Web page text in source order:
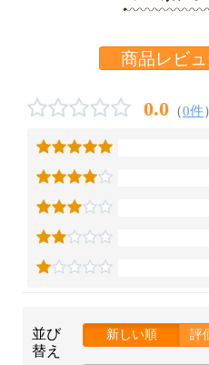
商品レビ
0.0 （0件）
並び
替え
新しい順 評